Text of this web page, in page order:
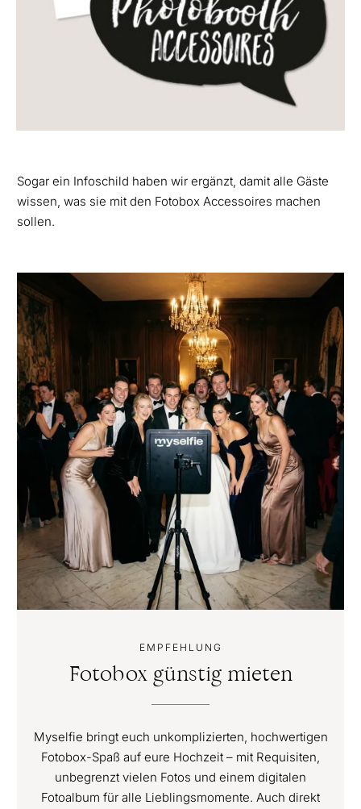
Sogar ein Infoschild haben wir ergänzt, damit alle Gäste
wissen, was sie mit den Fotobox Accessoires machen
sollen.
EMPFEHLUNG
Fotobox günstig mieten
Myselfie bringt euch unkomplizierten, hochwertigen
Fotobox-Spaß auf eure Hochzeit – mit Requisiten,
unbegrenzt vielen Fotos und einem digitalen
Fotoalbum für alle Lieblingsmomente. Auch direkt